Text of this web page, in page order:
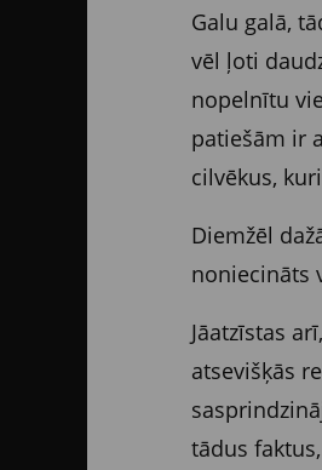
Galu galā,
vēl ļoti
nopelnītu
patiešām ir
cilvēkus,
Diemžēl
noniecināts
Jāatzīstas
atsevišķās
tādus